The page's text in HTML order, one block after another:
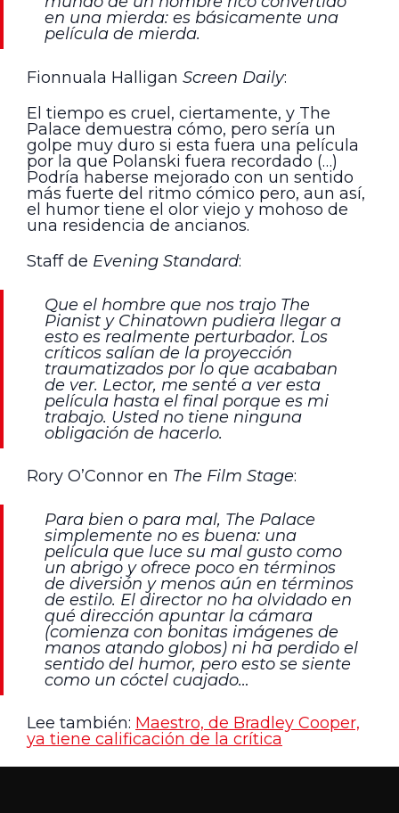
en una mierda: es básicamente una
película de mierda.
Fionnuala Halligan Screen Daily:
El tiempo es cruel, ciertamente, y The
Palace demuestra cómo, pero sería un
golpe muy duro si esta fuera una película
por la que Polanski fuera recordado (…)
Podría haberse mejorado con un sentido
más fuerte del ritmo cómico pero, aun así,
el humor tiene el olor viejo y mohoso de
una residencia de ancianos.
Staff de Evening Standard:
Que el hombre que nos trajo The
Pianist y Chinatown pudiera llegar a
esto es realmente perturbador. Los
críticos salían de la proyección
traumatizados por lo que acababan
de ver. Lector, me senté a ver esta
película hasta el final porque es mi
trabajo. Usted no tiene ninguna
obligación de hacerlo.
Rory O’Connor en The Film Stage:
Para bien o para mal, The Palace
simplemente no es buena: una
película que luce su mal gusto como
un abrigo y ofrece poco en términos
de diversión y menos aún en términos
de estilo. El director no ha olvidado en
qué dirección apuntar la cámara
(comienza con bonitas imágenes de
manos atando globos) ni ha perdido el
sentido del humor, pero esto se siente
como un cóctel cuajado…
Lee también: Maestro, de Bradley Cooper,
ya tiene calificación de la crítica